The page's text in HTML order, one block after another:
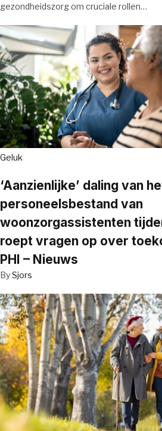
gezondheidszorg om cruciale rollen…
Geluk
‘Aanzienlijke’ daling van
personeelsbestand van
woonzorgassistenten
roept vragen op over
PHI – Nieuws
BySjors